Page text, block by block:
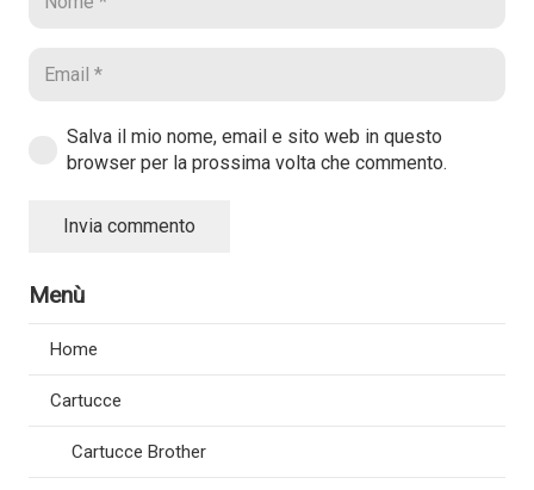
Salva il mio nome, email e sito web in questo
browser per la prossima volta che commento.
Invia commento
Menù
Home
Cartucce
Cartucce Brother